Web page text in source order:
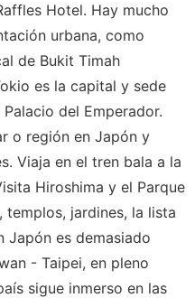
Hotel. Hay mucho
urbana, como
de Bukit Timah
es la capital y sede
del Emperador.
o región en Japón y
Viaja en el tren bala a la
Hiroshima y el Parque
templos, jardines, la lista
Japón es demasiado
- Taipei, en pleno
sigue inmerso en las